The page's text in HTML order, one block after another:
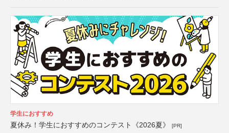
学生におすすめ
夏休み！学生におすすめのコンテスト《2026夏》 [PR]